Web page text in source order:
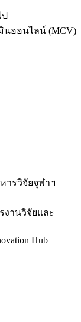
นออนไลน์ (MCV)
ารวิจัยจุฬาฯ
งานวิจัยและ
Hub